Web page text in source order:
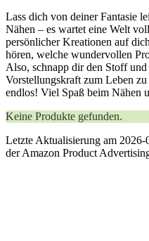
Lass dich von deiner Fantasie
Nähen – es wartet eine Welt
persönlicher⁤ Kreationen auf
hören, welche‍ wundervollen
Also, schnapp ‌dir den Stoff
Vorstellungskraft zum Leben​
endlos! Viel Spaß beim Nähen
Keine Produkte gefunden.
Letzte Aktualisierung am
der Amazon Product